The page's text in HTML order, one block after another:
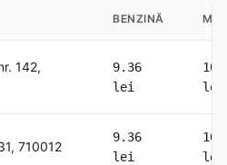
BENZINĂ
142,
9.36
lei
lei
710012
9.36
lei
lei